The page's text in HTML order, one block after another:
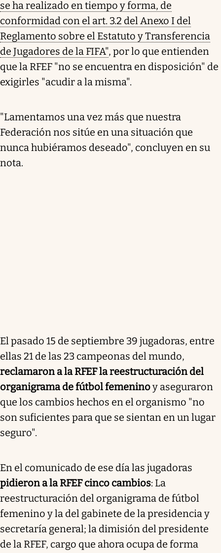
se ha realizado en tiempo y forma, de
conformidad con el art. 3.2 del Anexo I del
Reglamento sobre el Estatuto y Transferencia
de Jugadores de la FIFA", por lo que entienden
que la RFEF "no se encuentra en disposición" de
exigirles "acudir a la misma".
"Lamentamos una vez más que nuestra
Federación nos sitúe en una situación que
nunca hubiéramos deseado", concluyen en su
nota.
El pasado 15 de septiembre 39 jugadoras, entre
ellas 21 de las 23 campeonas del mundo,
reclamaron a la RFEF la reestructuración del
organigrama de fútbol femeninoy aseguraron
que los cambios hechos en el organismo "no
son suficientes para que se sientan en un lugar
seguro".
En el comunicado de ese día las jugadoras
pidieron a la RFEF cinco cambios: La
reestructuración del organigrama de fútbol
femenino y la del gabinete de la presidencia y
secretaría general; la dimisión del presidente
de la RFEF, cargo que ahora ocupa de forma